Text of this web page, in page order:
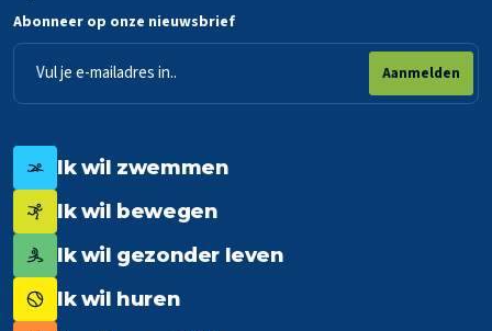
Abonneer op onze nieuwsbrief
mailadres
Aanmelden
Ik wil zwemmen
Ik wil bewegen
Ik wil gezonder leven
Ik wil huren